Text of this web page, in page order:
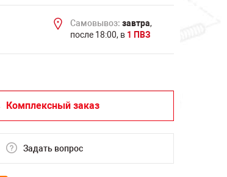
Самовывоз: завтра,
после 18:00, в 1 ПВЗ
Комплексный заказ
Задать вопрос